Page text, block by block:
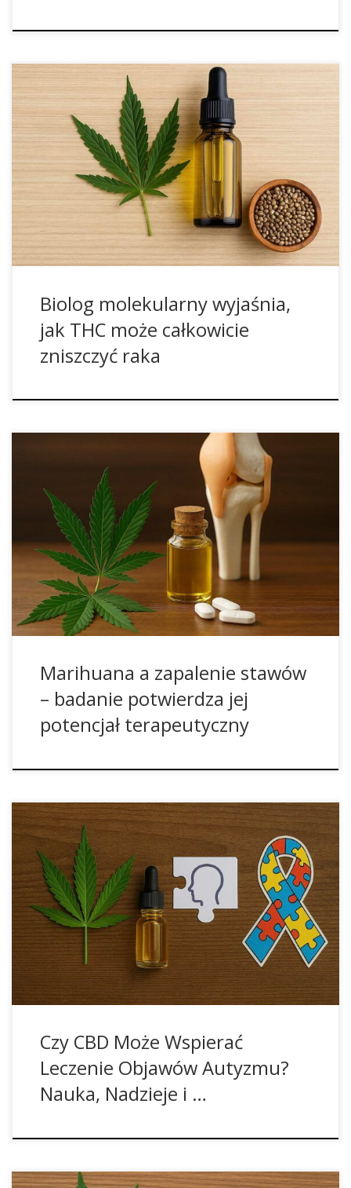
Podczas jednej z międzynarodowych konferencji
naukowych dr Christina Sanchez, znana biolog molekularny
z Uniwersytetu Complutense w Madrycie, przedstawiła
fascynujące odkrycia dotyczące działania THC – głównego
psychoaktywnego składnika konopi. Jej badania wniosły
istotny wkład w rosnącą bazę dowodów naukowych, które
wskazują na ogromny potencjał kannabinoidów w terapii
nowotworów. Co istotne, dr […]
Biolog molekularny wyjaśnia,
jak THC może całkowicie
zniszczyć raka
Najnowsze badania opublikowane w czasopiśmie
Rheumatology dostarczają coraz więcej dowodów na to, że
marihuana może wspierać leczenie zapalenia stawów.
Wyniki wskazują, że korzystny wpływ konopi wynika przede
wszystkim z aktywacji receptorów CB2, które odgrywają
kluczową rolę w regulacji stanów zapalnych w obrębie
stawów. Jak marihuana działa na zapalenie stawów?
Marihuana […]
Marihuana a zapalenie stawów
– badanie potwierdza jej
potencjał terapeutyczny
Dlaczego w ogóle CBD w autyzmie? Idea wykorzystania
kannabidiolu (CBD) w spektrum autyzmu wynika z jego
unikalnych właściwości. CBD jest niepsychoaktywnym
składnikiem konopi, co ma ogromne znaczenie w
przypadku dzieci i młodzieży. Wstępne badania sugerują, że
może działać przeciwlękowo, przeciwzapalnie i
neuroprotekcyjnie, a także modulować pobudliwość
neuronów. To szczególnie ważne, […]
Czy CBD Może Wspierać
Leczenie Objawów Autyzmu?
Nauka, Nadzieje i …